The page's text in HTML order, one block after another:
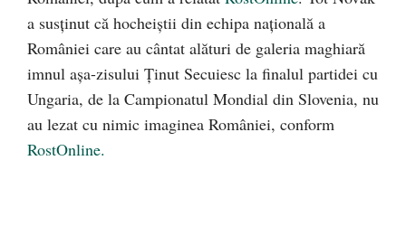
a susținut că hocheiştii din echipa naţională a
României care au cântat alături de galeria maghiară
imnul așa-zisului Ţinut Secuiesc la finalul partidei cu
Ungaria, de la Campionatul Mondial din Slovenia, nu
au lezat cu nimic imaginea României, conform
RostOnline.